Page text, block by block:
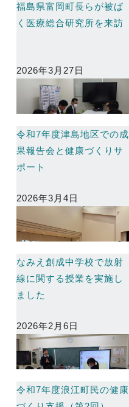
福島県富岡町長らが被ば
く医療総合研究所を来訪
2026年3月27日
令和7年度津島地区での成
果報告会と健康づくりサ
ポート
2026年3月4日
なみえ創成中学校で放射
線に関する授業を実施し
ました
2026年2月6日
令和7年度浪江町民の健康